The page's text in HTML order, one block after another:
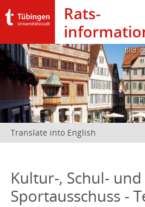
Rats­
Bild:
Translate into English
Kultur-, Schul- und
Sportausschuss -